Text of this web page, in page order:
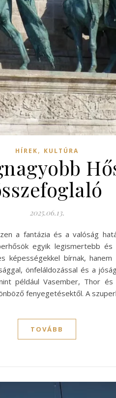
HÍREK, KULTÚRA
2025.06.13.
a fantázia és a valóság
egyik legismertebb
bírnak,
önfeláldozással és a
például Vasember, Thor és
fenyegetésektől. A
TOVÁBB